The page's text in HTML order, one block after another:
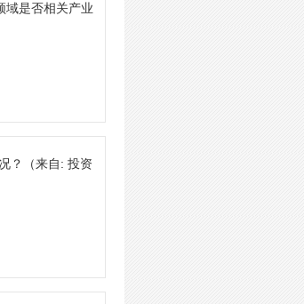
域是否相关产业
？
（来自: 投资